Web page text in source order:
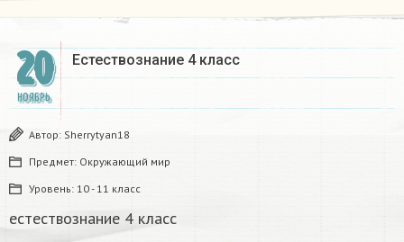
20
НОЯБРЬ
Естествознание 4 класс​
Автор: Sherrytyan18
Предмет: Окружающий мир
Уровень: 10 - 11 класс
естествознание 4 класс​